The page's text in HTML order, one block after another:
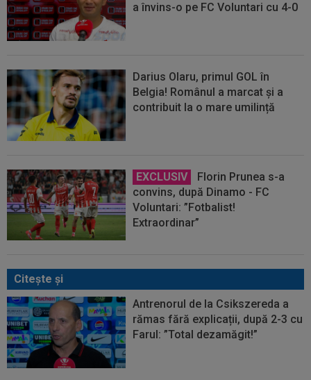
a învins-o pe FC Voluntari cu 4-0
Darius Olaru, primul GOL în
Belgia! Românul a marcat și a
contribuit la o mare umilință
EXCLUSIV
Florin Prunea s-a
convins, după Dinamo - FC
Voluntari: ”Fotbalist!
Extraordinar”
Citeşte şi
Antrenorul de la Csikszereda a
rămas fără explicații, după 2-3 cu
Farul: ”Total dezamăgit!”